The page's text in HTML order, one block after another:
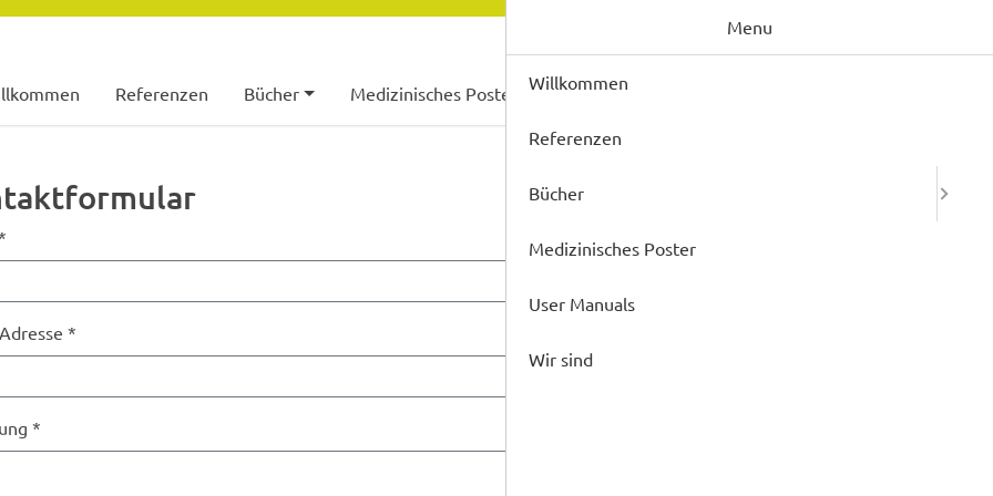
Referenzen Bücher Medizinisches Poster User Manuals
*
*
Menu
Willkommen
Referenzen
Bücher
Medizinisches Poster
User Manuals
Wir sind